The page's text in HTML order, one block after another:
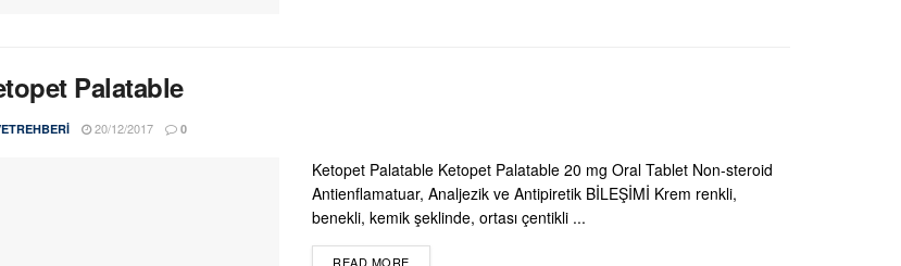
Palatable
20/12/2017 0
Ketopet Palatable Ketopet Palatable 20 mg Oral Tablet Non-steroid
Antienflamatuar, Analjezik ve Antipiretik BİLEŞİMİ Krem renkli,
benekli, kemik şeklinde, ortası çentikli ...
READ MOREDETAILS